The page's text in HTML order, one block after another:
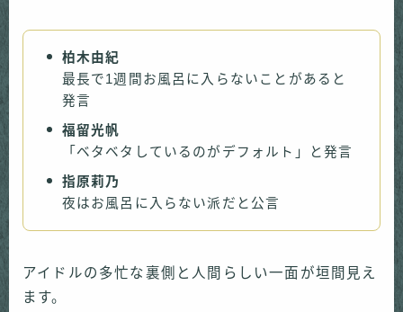
柏木由紀
最長で1週間お風呂に入らないことがあると
発言
福留光帆
「ベタベタしているのがデフォルト」と発言
指原莉乃
夜はお風呂に入らない派だと公言
アイドルの多忙な裏側と人間らしい一面が垣間見え
ます。